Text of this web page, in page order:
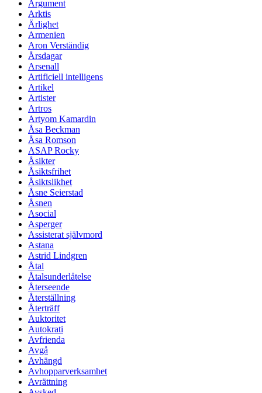
Argument
Arktis
Ärlighet
Armenien
Aron Verständig
Årsdagar
Arsenall
Artificiell intelligens
Artikel
Artister
Artros
Artyom Kamardin
Åsa Beckman
Åsa Romson
ASAP Rocky
Åsikter
Åsiktsfrihet
Åsiktslikhet
Åsne Seierstad
Åsnen
Asocial
Asperger
Assisterat självmord
Astana
Astrid Lindgren
Åtal
Åtalsunderlåtelse
Återseende
Återställning
Återträff
Auktoritet
Autokrati
Avfrienda
Avgå
Avhängd
Avhopparverksamhet
Avrättning